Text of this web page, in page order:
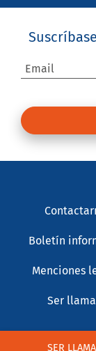
SER
Email
Boletín
Menciones
Ser